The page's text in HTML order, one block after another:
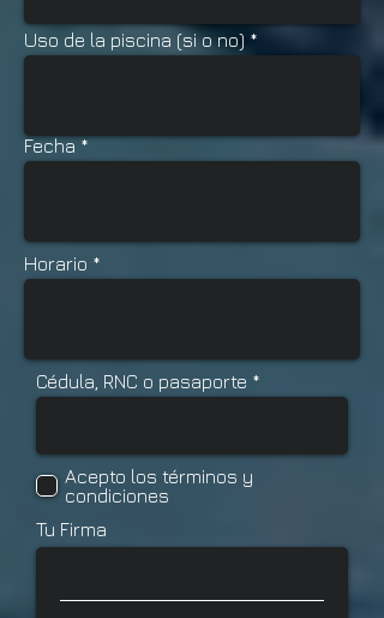
Uso de la piscina (si o no)
Fecha
Horario
Cédula, RNC o pasaporte
Acepto los términos y
condiciones
Tu Firma